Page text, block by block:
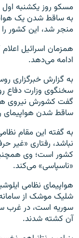
مسکو روز یکشنبه اول
به ساقط شدن یک
منجر شد، این کشور
همزمان اسرائیل
ادامه می‌دهد.
به گزارش خبرگزاری
سخنگوی وزارت
گفت کشورش نیروی
ساقط شدن هواپیمای
به گفته این مقام
نباشد، رفتاری «غیر
کشور است؛ وی
«ناسپاسی» می‌کند.
آن کشته شدند.